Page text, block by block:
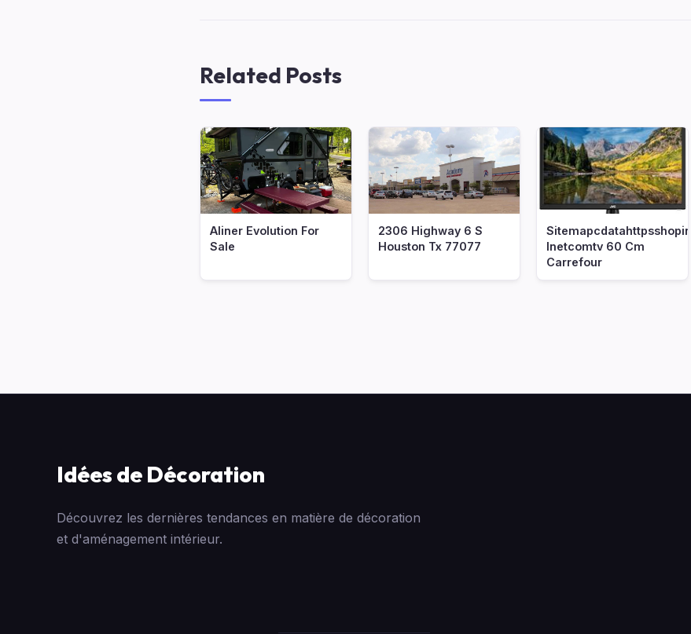
Related Posts
Aliner Evolution For
Sale
2306 Highway 6 S
Houston Tx 77077
Sitemapcdatahttpsshopinf
Inetcomtv 60 Cm
Carrefour
Idées de Décoration
Découvrez les dernières tendances en matière de décoration
et d'aménagement intérieur.